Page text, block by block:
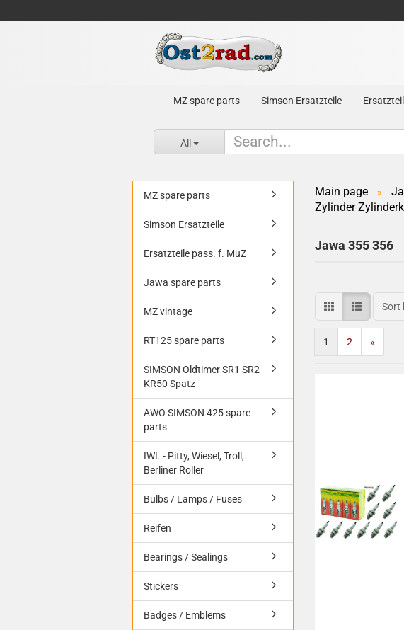
MZ spare parts Simson Ersatzteile
All
Main page »
Zylinder
Jawa 355 356
Sort
1 2 »
MZ spare parts
Simson Ersatzteile
Ersatzteile pass. f. MuZ
Jawa spare parts
MZ vintage
RT125 spare parts
SIMSON Oldtimer SR1 SR2
KR50 Spatz
AWO SIMSON 425 spare
parts
IWL - Pitty, Wiesel, Troll,
Berliner Roller
Bulbs / Lamps / Fuses
Reifen
Bearings / Sealings
Stickers
Badges / Emblems